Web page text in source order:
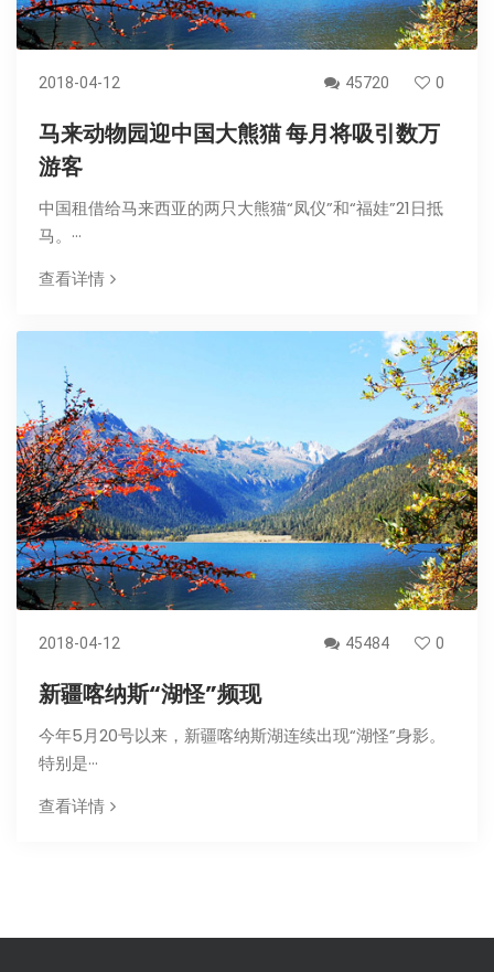
2018-04-12 45720 0
马来动物园迎中国大熊猫 每月将吸引数万
游客
中国租借给马来西亚的两只大熊猫“凤仪”和“福娃”21日抵
马。···
查看详情
2018-04-12 45484 0
新疆喀纳斯“湖怪”频现
今年5月20号以来，新疆喀纳斯湖连续出现“湖怪”身影。
特别是···
查看详情